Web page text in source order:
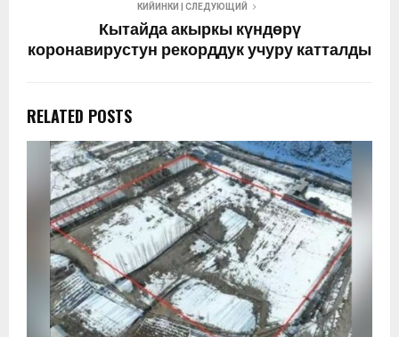
КИЙИНКИ | СЛЕДУЮЩИЙ
Кытайда акыркы күндөрү
коронавирустун рекорддук учуру катталды
RELATED POSTS